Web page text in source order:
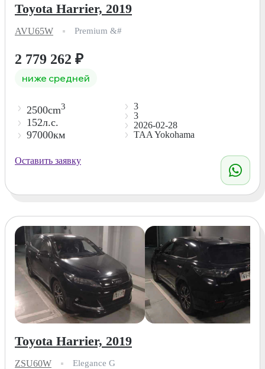
Toyota Harrier, 2019
AVU65W Premium &#
2 779 262 ₽
ниже средней
2500cm3
152л.с.
97000км
3
3
2026-02-28
TAA Yokohama
Оставить заявку
Toyota Harrier, 2019
ZSU60W Elegance G